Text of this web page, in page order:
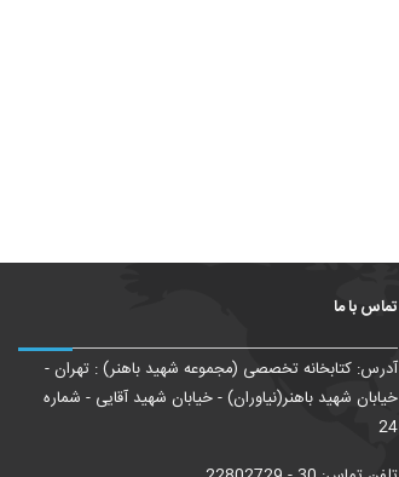
تماس با ما
آدرس: کتابخانه تخصصی (مجموعه شهید باهنر) : تهران -
خیابان شهید باهنر(نیاوران) - خیابان شهید آقایی - شماره
24